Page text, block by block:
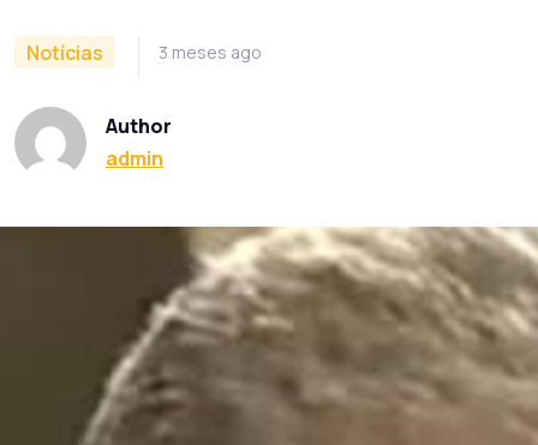
Notícias 3 meses ago
Author
admin